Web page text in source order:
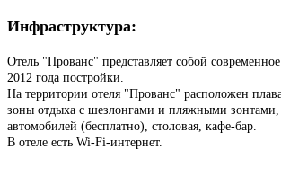
Инфраструктура:
Отель "Прованс" представляет собой
2012 года постройки.
На территории отеля "Прованс" расположен
зоны отдыха с шезлонгами и пляжными зонтами,
автомобилей (бесплатно), столовая, кафе-бар.
В отеле есть Wi-Fi-интернет.